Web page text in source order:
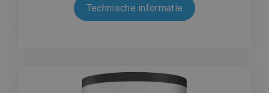
Technische informatie